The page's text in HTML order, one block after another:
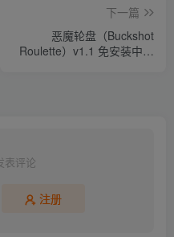
下一篇
恶魔轮盘（Buckshot
Roulette）v1.1 免安装中文
表评论
注册